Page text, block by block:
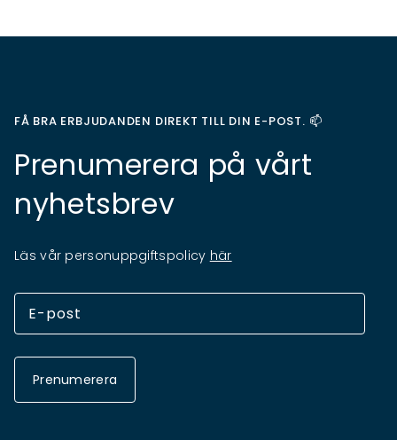
FÅ BRA ERBJUDANDEN DIREKT TILL DIN E-POST. 📫
Prenumerera på vårt
nyhetsbrev
Läs vår personuppgiftspolicy här
Prenumerera